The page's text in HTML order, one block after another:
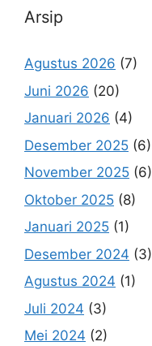
Arsip
Agustus 2026 (7)
Juni 2026 (20)
Januari 2026 (4)
Desember 2025 (6)
November 2025 (6)
Oktober 2025 (8)
Januari 2025 (1)
Desember 2024 (3)
Agustus 2024 (1)
Juli 2024 (3)
Mei 2024 (2)